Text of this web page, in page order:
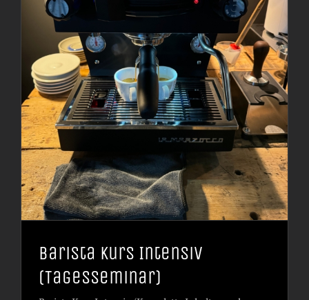
Barista Kurs Intensiv
(Tagesseminar)